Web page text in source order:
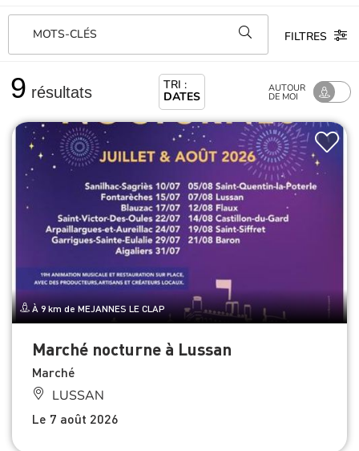
MOTS-CLÉS FILTRES
9 résultats TRI :
DATES
AUTOUR
DE MOI
À 9 km de MEJANNES LE CLAP
Marché nocturne à Lussan
Marché
LUSSAN
Le 7 août 2026